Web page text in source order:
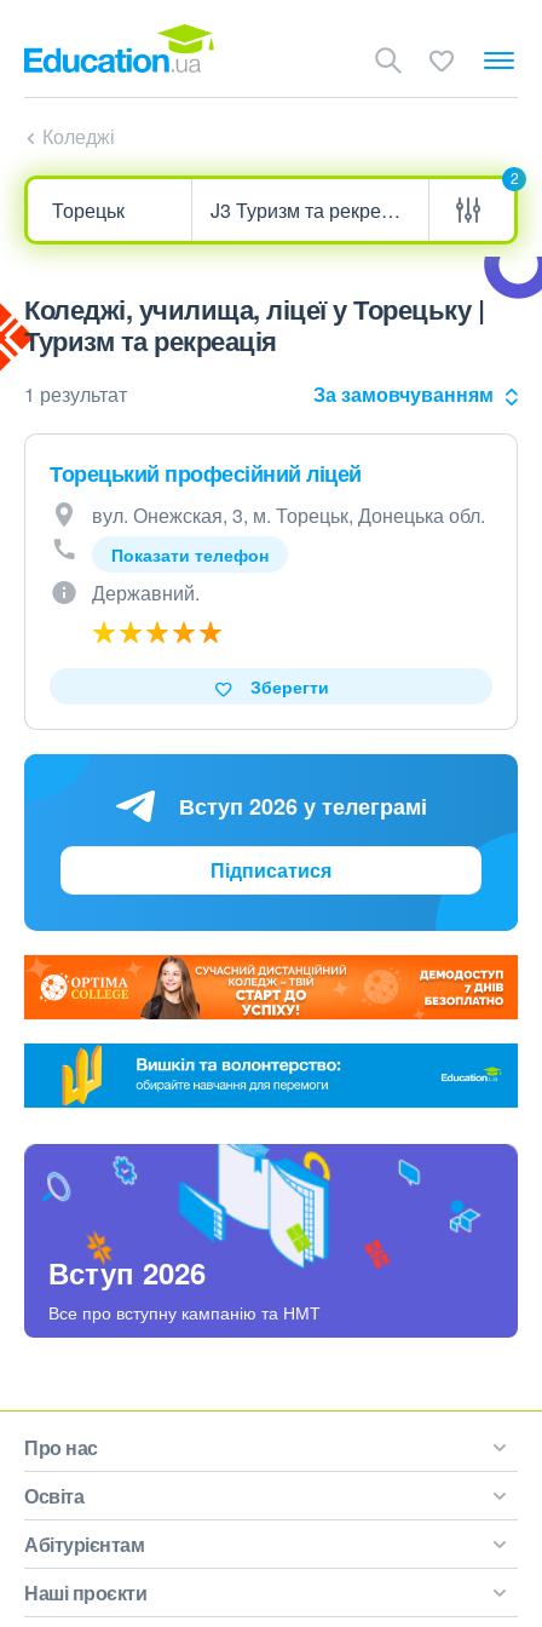
Коледжі
2
Коледжі, училища, ліцеї у Торецьку |
Туризм та рекреація
1 результат За замовчуванням
Торецький професійний ліцей
вул. Онежская, 3, м. Торецьк, Донецька обл.
Показати телефон
Державний.
Зберегти
Вступ 2026 у телеграмі
Підписатися
Вступ 2026
Все про вступну кампанію та НМТ
Про нас
Освіта
Абітурієнтам
Наші проєкти